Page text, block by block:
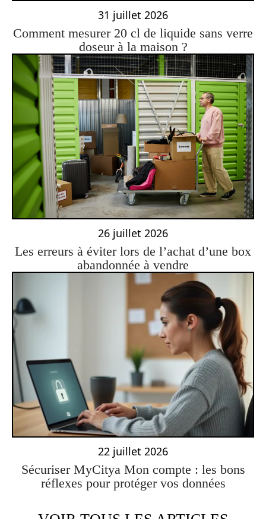
31 juillet 2026
Comment mesurer 20 cl de liquide sans verre
doseur à la maison ?
26 juillet 2026
Les erreurs à éviter lors de l’achat d’une box
abandonnée à vendre
22 juillet 2026
Sécuriser MyCitya Mon compte : les bons
réflexes pour protéger vos données